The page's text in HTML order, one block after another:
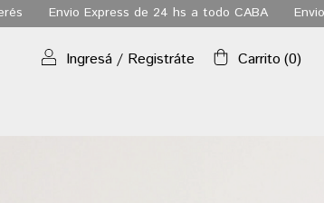
de 24 hs a todo CABA Envio gratis a todo el
Ingresá / Registráte Carrito (0)